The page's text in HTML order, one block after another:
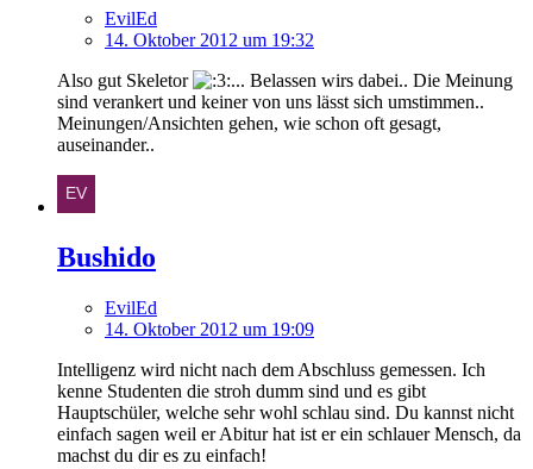
EvilEd
14. Oktober 2012 um 19:32
Also gut Skeletor
... Belassen wirs dabei.. Die Meinung
sind verankert und keiner von uns lässt sich umstimmen..
Meinungen/Ansichten gehen, wie schon oft gesagt,
auseinander..
Bushido
EvilEd
14. Oktober 2012 um 19:09
Intelligenz wird nicht nach dem Abschluss gemessen. Ich
kenne Studenten die stroh dumm sind und es gibt
Hauptschüler, welche sehr wohl schlau sind. Du kannst nicht
einfach sagen weil er Abitur hat ist er ein schlauer Mensch, da
machst du dir es zu einfach!